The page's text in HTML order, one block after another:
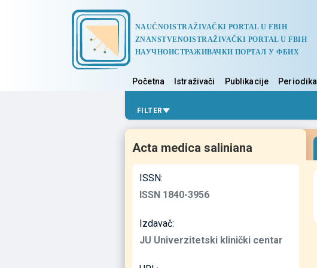
NAUČNOISTRAŽIVAČKI PORTAL U FBIH
ZNANSTVENOISTRAŽIVAČKI PORTAL U FBIH
НАУЧНОИСТРАЖИВАЧКИ ПОРТАЛ У ФБИХ
Početna Istraživači Publikacije Periodika
FILTER
Acta medica saliniana
ISSN:
ISSN 1840-3956
Izdavač:
JU Univerzitetski klinički centar